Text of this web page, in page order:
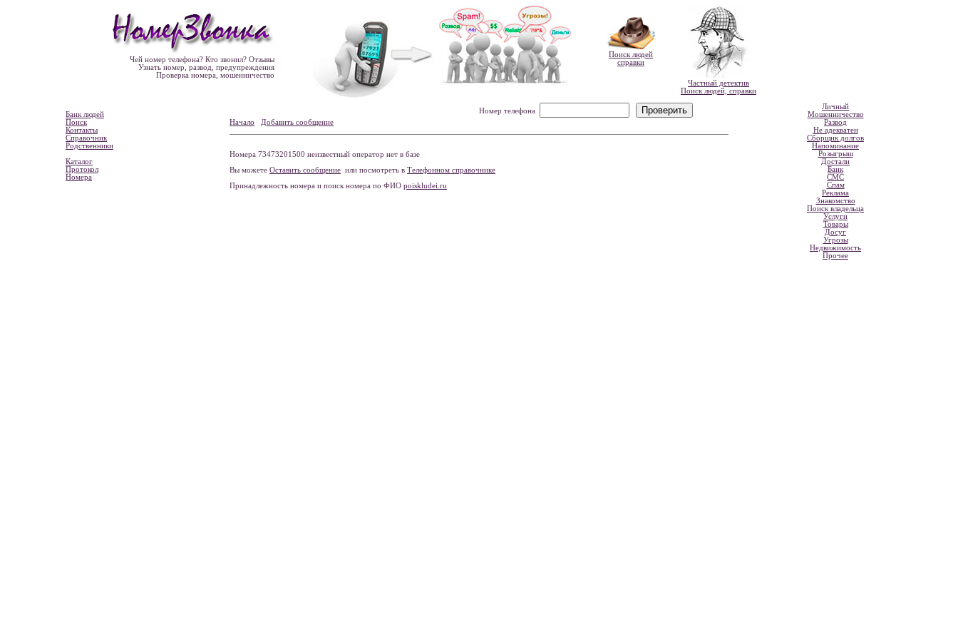
Чей номер телефона? Кто звонил? Отзывы
Узнать номер, развод, предупреждения
Проверка номера, мошенничество
Поиск людей
справки
Частный детектив
Поиск людей, справки
Банк людей
Поиск
Контакты
Справочник
Родственники
Каталог
Протокол
Номера
Номер телефона
Начало
Добавить сообщение
Номера 73473201500 неизвестный оператор нет в базе
Вы можете Оставить сообщение или посмотреть в Телефонном справочнике
Принадлежность номера и поиск номера по ФИО poiskludei.ru
Личный
Мошенничество
Развод
Не адекватен
Сборщик долгов
Напоминание
Розыгрыш
Достали
Банк
СМС
Спам
Реклама
Знакомство
Поиск владельца
Услуги
Товары
Досуг
Угрозы
Недвижимость
Прочее